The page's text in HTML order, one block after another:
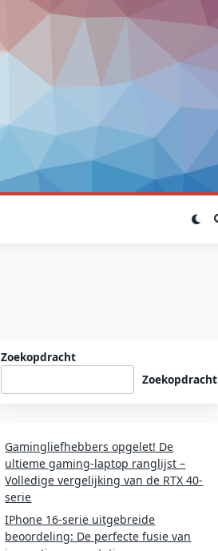
Zoekopdracht
Zoekopdracht
Gamingliefhebbers opgelet! De
ultieme gaming-laptop ranglijst –
Volledige vergelijking van de RTX 40-
serie
IPhone 16-serie uitgebreide
beoordeling: De perfecte fusie van